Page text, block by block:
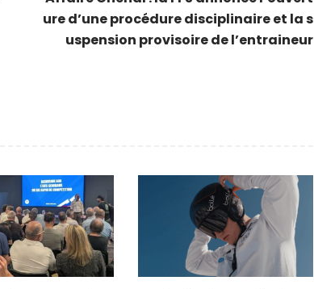
ure d’une procédure disciplinaire et la s
uspension provisoire de l’entraineur